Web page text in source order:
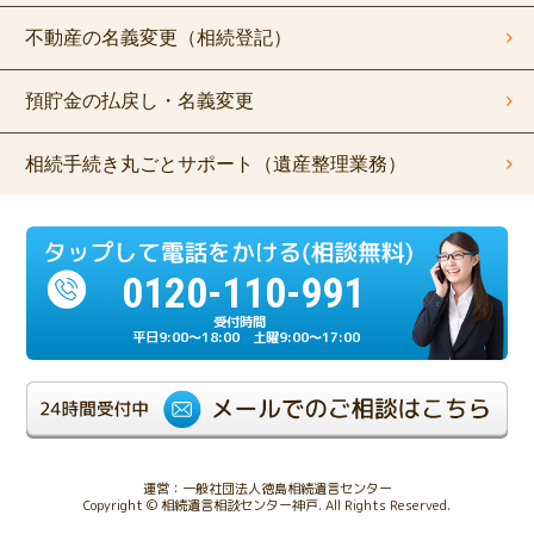
不動産の名義変更（相続登記）
預貯金の払戻し・名義変更
相続手続き丸ごとサポート（遺産整理業務）
0120-110-991
平日9:00～18:00 土曜9:00～17:00
運営：一般社団法人徳島相続遺言センター
Copyright © 相続遺言相談センター神戸. All Rights Reserved.